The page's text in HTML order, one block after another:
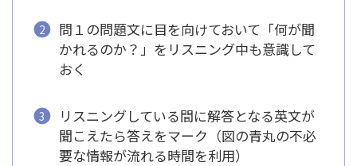
問１の問題文に目を向けておいて「何が聞
かれるのか？」をリスニング中も意識して
おく
リスニングしている間に解答となる英文が
聞こえたら答えをマーク（図の青丸の不必
要な情報が流れる時間を利用）